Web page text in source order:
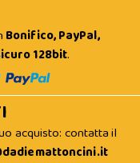
Bonifico, PayPal,
128bit.
acquisto: contatta il